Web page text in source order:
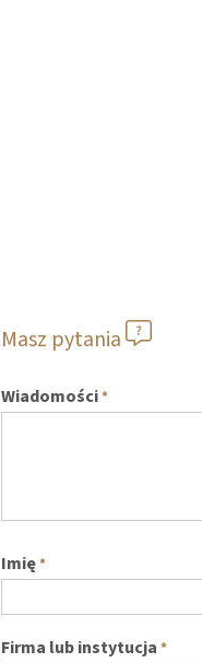
Masz pytania
Wiadomości*
Imię*
Firma lub instytucja *